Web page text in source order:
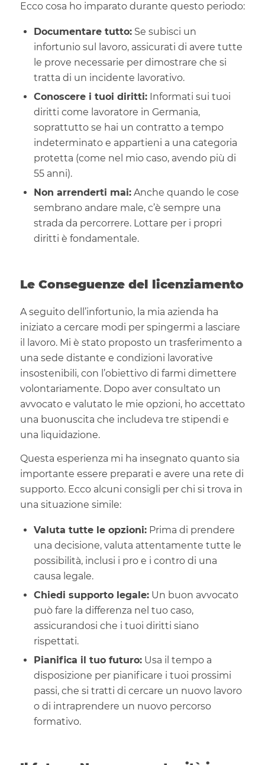
Ecco cosa ho imparato durante questo periodo:
Documentare tutto:Se subisci un
infortunio sul lavoro, assicurati di avere tutte
le prove necessarie per dimostrare che si
tratta di un incidente lavorativo.
Conoscere i tuoi diritti:Informati sui tuoi
diritti come lavoratore in Germania,
soprattutto se hai un contratto a tempo
indeterminato e appartieni a una categoria
protetta (come nel mio caso, avendo più di
55 anni).
Non arrenderti mai:Anche quando le cose
sembrano andare male, c’è sempre una
strada da percorrere. Lottare per i propri
diritti è fondamentale.
Le Conseguenze del licenziamento
A seguito dell’infortunio, la mia azienda ha
iniziato a cercare modi per spingermi a lasciare
il lavoro. Mi è stato proposto un trasferimento a
una sede distante e condizioni lavorative
insostenibili, con l’obiettivo di farmi dimettere
volontariamente. Dopo aver consultato un
avvocato e valutato le mie opzioni, ho accettato
una buonuscita che includeva tre stipendi e
una liquidazione.
Questa esperienza mi ha insegnato quanto sia
importante essere preparati e avere una rete di
supporto. Ecco alcuni consigli per chi si trova in
una situazione simile:
Valuta tutte le opzioni:Prima di prendere
una decisione, valuta attentamente tutte le
possibilità, inclusi i pro e i contro di una
causa legale.
Chiedi supporto legale:Un buon avvocato
può fare la differenza nel tuo caso,
assicurandosi che i tuoi diritti siano
rispettati.
Pianifica il tuo futuro:Usa il tempo a
disposizione per pianificare i tuoi prossimi
passi, che si tratti di cercare un nuovo lavoro
o di intraprendere un nuovo percorso
formativo.